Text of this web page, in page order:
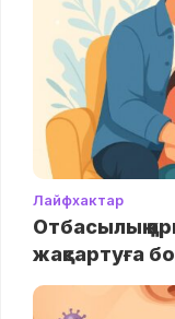
Лайфхактар
Отбасылық
жақсартуға